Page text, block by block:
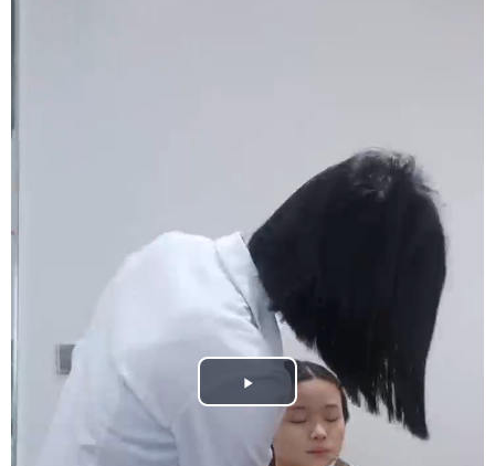
Play